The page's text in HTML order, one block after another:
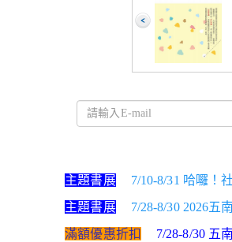
主題書展
7/10-8/31 哈囉！
主題書展
7/28-8/30 2026五
滿額優惠折扣
7/28-8/30 五